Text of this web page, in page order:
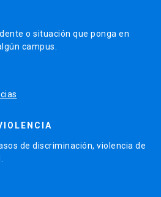
o situación que ponga en
campus.
de discriminación, violencia de